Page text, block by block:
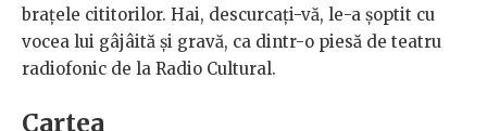
brațele cititorilor. Hai, descurcați-vă, le-a șoptit cu
vocea lui gâjâită și gravă, ca dintr-o piesă de teatru
radiofonic de la Radio Cultural.
Cartea